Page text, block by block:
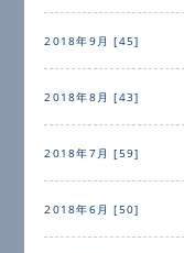
2018年9月 [45]
2018年8月 [43]
2018年7月 [59]
2018年6月 [50]